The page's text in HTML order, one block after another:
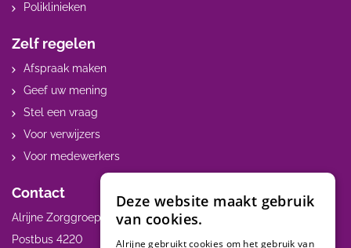
Poliklinieken
Zelf regelen
Afspraak maken
Geef uw mening
Stel een vraag
Voor verwijzers
Voor medewerkers
Contact
Alrijne Zorggroep
Postbus 4220
Deze website maakt gebruik
van cookies.
Alrijne gebruikt cookies om het gebruik van